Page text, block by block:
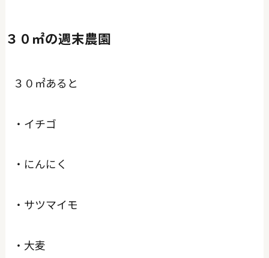
３０㎡の週末農園
３０㎡あると
・イチゴ
・にんにく
・サツマイモ
・大麦